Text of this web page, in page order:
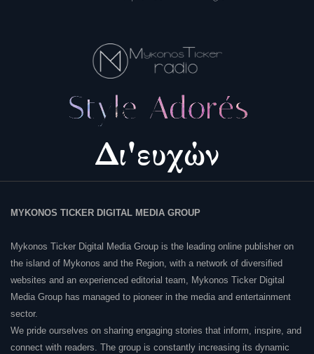
MYKONOS TICKER DIGITAL MEDIA GROUP
Mykonos Ticker Digital Media Group is the leading online publisher on
the island of Mykonos and the Region, with a network of diversified
websites and an experienced editorial team, Mykonos Ticker Digital
Media Group has managed to pioneer in the media and entertainment
sector.
We pride ourselves on sharing engaging stories that inform, inspire, and
connect with readers. The group is constantly increasing its dynamic